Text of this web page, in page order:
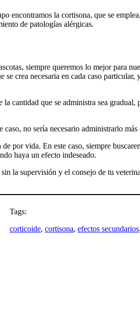
encontramos la cortisona, que se
de patologías alérgicas.
siempre queremos lo mejor para
crea necesaria en cada caso
cantidad que se administra sea
no sería necesario administrarlo
vida. En este caso, siempre
haya un efecto indeseado.
la supervisión y el consejo de tu
Tags:
corticoide, cortisona, efectos secundarios,